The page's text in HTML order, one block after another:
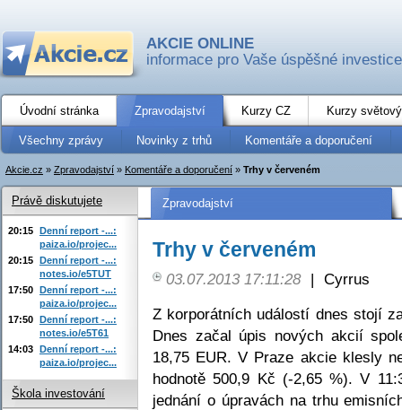
AKCIE ONLINE
informace pro Vaše úspěšné investice
Úvodní stránka Zpravodajství Kurzy CZ Kurzy
Všechny zprávy Novinky z trhů Komentáře a doporučení
Akcie.cz » Zpravodajství » Komentáře a doporučení » Trhy v červeném
Zpravodajství
Trhy v červeném
03.07.2013 17:11:28 | Cyrrus
Z korporátních událostí dnes stojí
Dnes začal úpis nových akcií
18,75 EUR. V Praze akcie klesly
hodnotě 500,9 Kč (-2,65 %). V
jednání o úpravách na trhu
Právě diskutujete
20:15 Denní report -...:
paiza.io/projec...
20:15 Denní report -...:
notes.io/e5TUT
17:50 Denní report -...:
paiza.io/projec...
17:50 Denní report -...:
notes.io/e5T61
14:03 Denní report -...:
paiza.io/projec...
Škola investování